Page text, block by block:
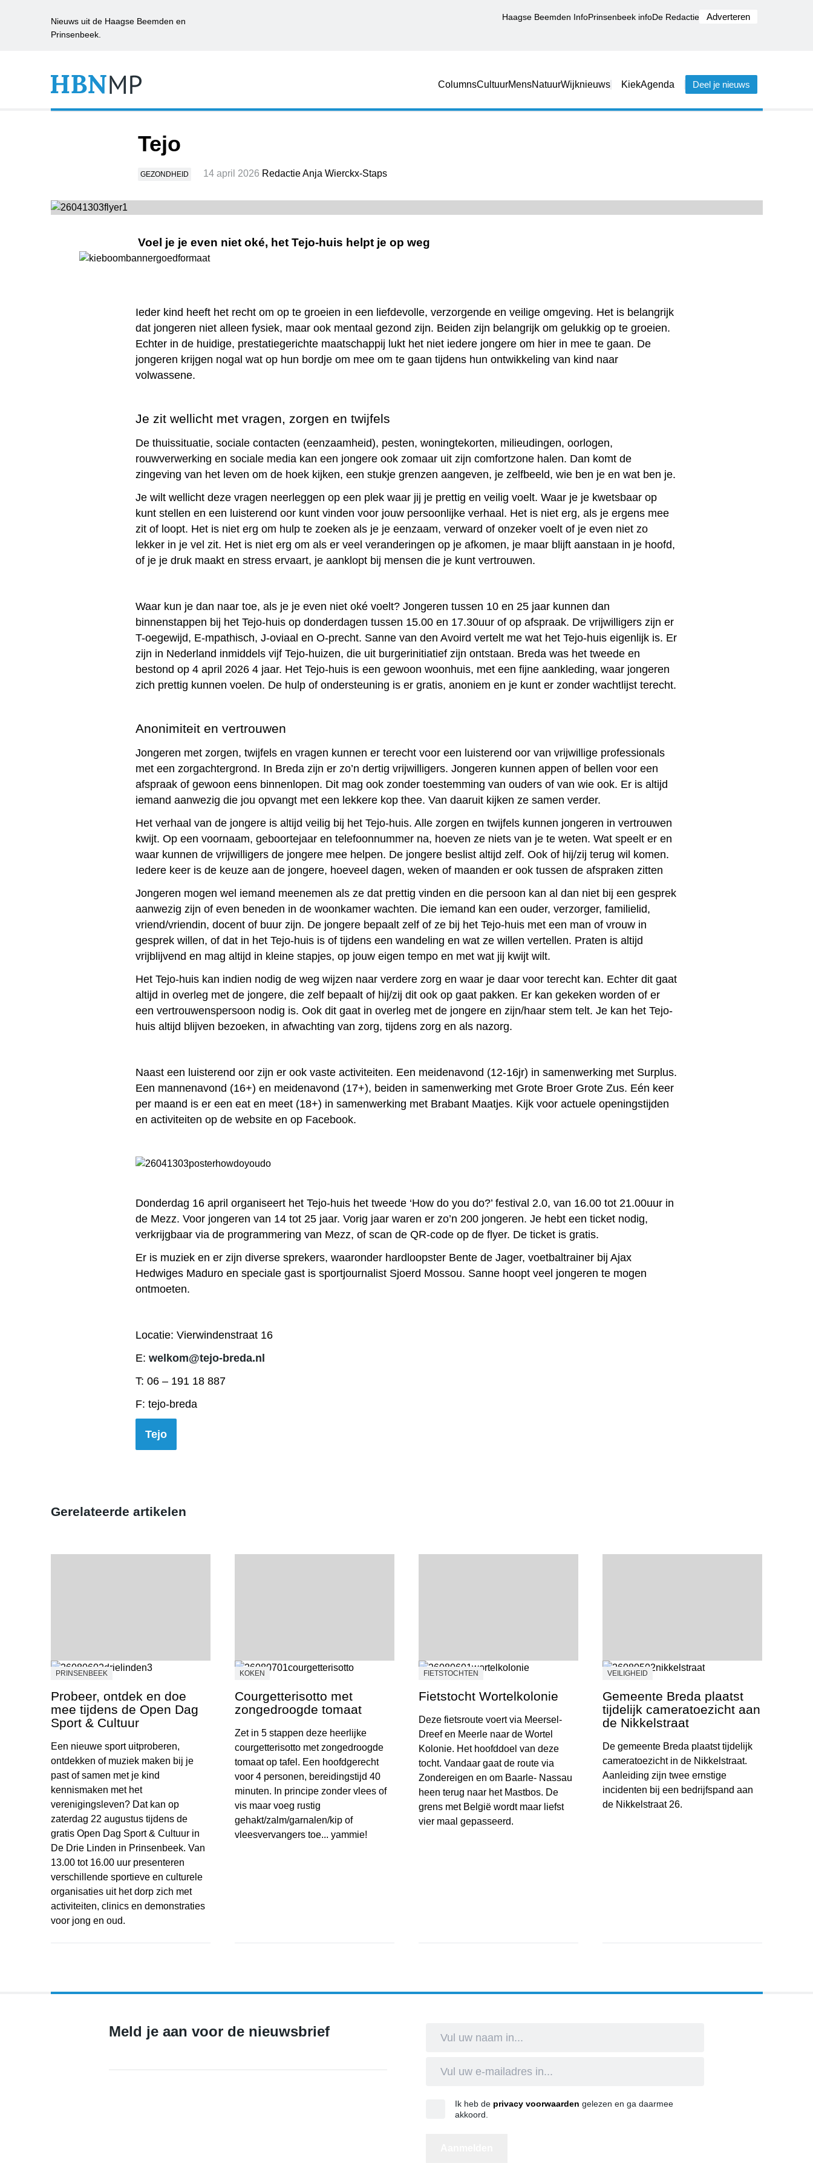
Nieuws uit de Haagse Beemden en
Prinsenbeek.
Haagse Beemden InfoPrinsenbeek infoDe Redactie Adverteren
ColumnsCultuurMensNatuurWijknieuws KiekAgenda Deel je nieuws
Tejo
GEZONDHEID 14 april 2026 Redactie Anja Wierckx-Staps
Voel je je even niet oké, het Tejo-huis helpt je op weg
Ieder kind heeft het recht om op te groeien in een liefdevolle, verzorgende en veilige omgeving. Het is belangrijk
dat jongeren niet alleen fysiek, maar ook mentaal gezond zijn. Beiden zijn belangrijk om gelukkig op te groeien.
Echter in de huidige, prestatiegerichte maatschappij lukt het niet iedere jongere om hier in mee te gaan. De
jongeren krijgen nogal wat op hun bordje om mee om te gaan tijdens hun ontwikkeling van kind naar
volwassene.
Je zit wellicht met vragen, zorgen en twijfels
De thuissituatie, sociale contacten (eenzaamheid), pesten, woningtekorten, milieudingen, oorlogen,
rouwverwerking en sociale media kan een jongere ook zomaar uit zijn comfortzone halen. Dan komt de
zingeving van het leven om de hoek kijken, een stukje grenzen aangeven, je zelfbeeld, wie ben je en wat ben je.
Je wilt wellicht deze vragen neerleggen op een plek waar jij je prettig en veilig voelt. Waar je je kwetsbaar op
kunt stellen en een luisterend oor kunt vinden voor jouw persoonlijke verhaal. Het is niet erg, als je ergens mee
zit of loopt. Het is niet erg om hulp te zoeken als je je eenzaam, verward of onzeker voelt of je even niet zo
lekker in je vel zit. Het is niet erg om als er veel veranderingen op je afkomen, je maar blijft aanstaan in je hoofd,
of je je druk maakt en stress ervaart, je aanklopt bij mensen die je kunt vertrouwen.
Waar kun je dan naar toe, als je je even niet oké voelt? Jongeren tussen 10 en 25 jaar kunnen dan
binnenstappen bij het Tejo-huis op donderdagen tussen 15.00 en 17.30uur of op afspraak. De vrijwilligers zijn er
T-oegewijd, E-mpathisch, J-oviaal en O-precht. Sanne van den Avoird vertelt me wat het Tejo-huis eigenlijk is. Er
zijn in Nederland inmiddels vijf Tejo-huizen, die uit burgerinitiatief zijn ontstaan. Breda was het tweede en
bestond op 4 april 2026 4 jaar. Het Tejo-huis is een gewoon woonhuis, met een fijne aankleding, waar jongeren
zich prettig kunnen voelen. De hulp of ondersteuning is er gratis, anoniem en je kunt er zonder wachtlijst terecht.
Anonimiteit en vertrouwen
Jongeren met zorgen, twijfels en vragen kunnen er terecht voor een luisterend oor van vrijwillige professionals
met een zorgachtergrond. In Breda zijn er zo’n dertig vrijwilligers. Jongeren kunnen appen of bellen voor een
afspraak of gewoon eens binnenlopen. Dit mag ook zonder toestemming van ouders of van wie ook. Er is altijd
iemand aanwezig die jou opvangt met een lekkere kop thee. Van daaruit kijken ze samen verder.
Het verhaal van de jongere is altijd veilig bij het Tejo-huis. Alle zorgen en twijfels kunnen jongeren in vertrouwen
kwijt. Op een voornaam, geboortejaar en telefoonnummer na, hoeven ze niets van je te weten. Wat speelt er en
waar kunnen de vrijwilligers de jongere mee helpen. De jongere beslist altijd zelf. Ook of hij/zij terug wil komen.
Iedere keer is de keuze aan de jongere, hoeveel dagen, weken of maanden er ook tussen de afspraken zitten
Jongeren mogen wel iemand meenemen als ze dat prettig vinden en die persoon kan al dan niet bij een gesprek
aanwezig zijn of even beneden in de woonkamer wachten. Die iemand kan een ouder, verzorger, familielid,
vriend/vriendin, docent of buur zijn. De jongere bepaalt zelf of ze bij het Tejo-huis met een man of vrouw in
gesprek willen, of dat in het Tejo-huis is of tijdens een wandeling en wat ze willen vertellen. Praten is altijd
vrijblijvend en mag altijd in kleine stapjes, op jouw eigen tempo en met wat jij kwijt wilt.
Het Tejo-huis kan indien nodig de weg wijzen naar verdere zorg en waar je daar voor terecht kan. Echter dit gaat
altijd in overleg met de jongere, die zelf bepaalt of hij/zij dit ook op gaat pakken. Er kan gekeken worden of er
een vertrouwenspersoon nodig is. Ook dit gaat in overleg met de jongere en zijn/haar stem telt. Je kan het Tejo-
huis altijd blijven bezoeken, in afwachting van zorg, tijdens zorg en als nazorg.
Naast een luisterend oor zijn er ook vaste activiteiten. Een meidenavond (12-16jr) in samenwerking met Surplus.
Een mannenavond (16+) en meidenavond (17+), beiden in samenwerking met Grote Broer Grote Zus. Eén keer
per maand is er een eat en meet (18+) in samenwerking met Brabant Maatjes. Kijk voor actuele openingstijden
en activiteiten op de website en op Facebook.
Donderdag 16 april organiseert het Tejo-huis het tweede ‘How do you do?’ festival 2.0, van 16.00 tot 21.00uur in
de Mezz. Voor jongeren van 14 tot 25 jaar. Vorig jaar waren er zo’n 200 jongeren. Je hebt een ticket nodig,
verkrijgbaar via de programmering van Mezz, of scan de QR-code op de flyer. De ticket is gratis.
Er is muziek en er zijn diverse sprekers, waaronder hardloopster Bente de Jager, voetbaltrainer bij Ajax
Hedwiges Maduro en speciale gast is sportjournalist Sjoerd Mossou. Sanne hoopt veel jongeren te mogen
ontmoeten.
Locatie: Vierwindenstraat 16
E: welkom@tejo-breda.nl
T: 06 – 191 18 887
F: tejo-breda
Tejo
Gerelateerde artikelen
PRINSENBEEK
Probeer, ontdek en doe
mee tijdens de Open Dag
Sport & Cultuur
Een nieuwe sport uitproberen,
ontdekken of muziek maken bij je
past of samen met je kind
kennismaken met het
verenigingsleven? Dat kan op
zaterdag 22 augustus tijdens de
gratis Open Dag Sport & Cultuur in
De Drie Linden in Prinsenbeek. Van
13.00 tot 16.00 uur presenteren
verschillende sportieve en culturele
organisaties uit het dorp zich met
activiteiten, clinics en demonstraties
voor jong en oud.
KOKEN
Courgetterisotto met
zongedroogde tomaat
Zet in 5 stappen deze heerlijke
courgetterisotto met zongedroogde
tomaat op tafel. Een hoofdgerecht
voor 4 personen, bereidingstijd 40
minuten. In principe zonder vlees of
vis maar voeg rustig
gehakt/zalm/garnalen/kip of
vleesvervangers toe... yammie!
FIETSTOCHTEN
Fietstocht Wortelkolonie
Deze fietsroute voert via Meersel-
Dreef en Meerle naar de Wortel
Kolonie. Het hoofddoel van deze
tocht. Vandaar gaat de route via
Zondereigen en om Baarle- Nassau
heen terug naar het Mastbos. De
grens met België wordt maar liefst
vier maal gepasseerd.
VEILIGHEID
Gemeente Breda plaatst
tijdelijk cameratoezicht aan
de Nikkelstraat
De gemeente Breda plaatst tijdelijk
cameratoezicht in de Nikkelstraat.
Aanleiding zijn twee ernstige
incidenten bij een bedrijfspand aan
de Nikkelstraat 26.
Meld je aan voor de nieuwsbrief
Ik heb de privacy voorwaarden gelezen en ga daarmee
akkoord.